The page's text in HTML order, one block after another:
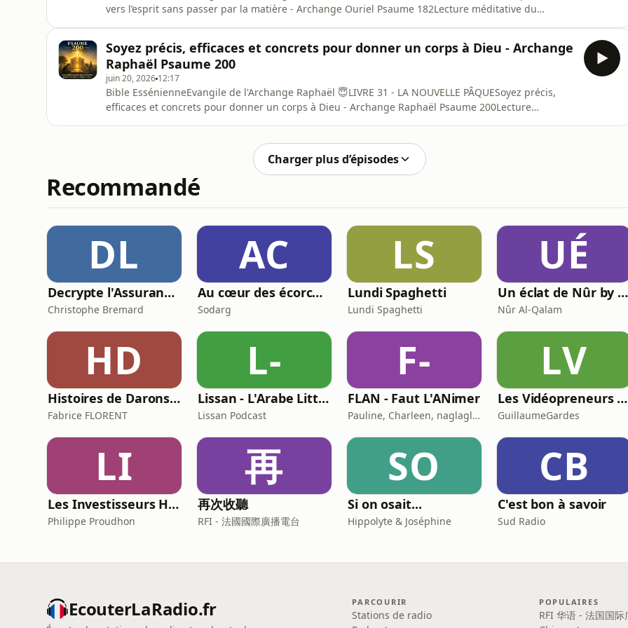
vers l’esprit sans passer par la matière - Archange Ouriel Psaume 182Lecture méditative du
l’esprit sans
Soyez précis, efficaces et concrets pour donner un corps à Dieu - Archange
Raphaël Psaume 200
juin 20, 2026 12:17
Bible EssénienneEvangile de l'Archange Raphaël 😇LIVRE 31 - LA NOUVELLE PÂQUESoyez précis,
efficaces et concrets pour donner un corps à Dieu - Archange Raphaël Psaume 200Lecture
Charger plus d’épisodes
Recommandé
DL
Decrypte l'Assurance : Le Podcast qui rend l'assurance (Presque) sexy
Christophe Bremard
AC
Au cœur des écorchés
Sodarg
LS
Lundi Spaghetti
Lundi Spaghetti
UÉ
Un éclat de Nûr by Nûr Al-Qalam
Nûr Al-Qalam
HD
Histoires de Darons (des pères qui parlent de paternité)
Fabrice FLORENT
L-
Lissan - L'Arabe Littéraire au Quotidien
Lissan Podcast
F-
FLAN - Faut L'ANimer
Pauline, Charleen, naglaglasson, Élabète
LV
Les Vidéopreneurs - Le Podcast des vidéastes entrepreneurs.
GuillaumeGardes
LI
Les Investisseurs Heureux : le podcast sans langue de bois
Philippe Proudhon
再
再次收聽
RFI - 法國國際廣播電台
SO
Si on osait...
Hippolyte & Joséphine
CB
C'est bon à savoir
Sud Radio
EcouterLaRadio.fr PARCOURIR
Stations de radio
POPULAIRES
RFI 华语 - 法国国际